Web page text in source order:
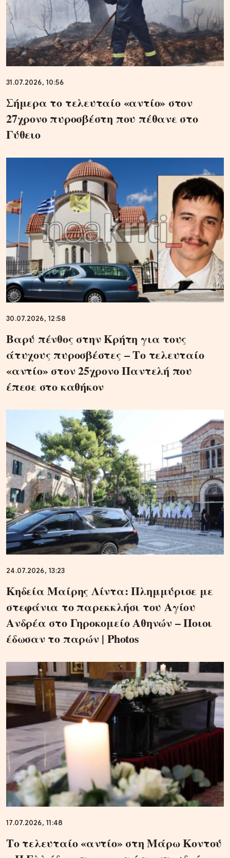
31.07.2026, 10:56
Σήμερα το τελευταίο «αντίο» στον
27χρονο πυροσβέστη που πέθανε στο
Γύθειο
30.07.2026, 12:58
Βαρύ πένθος στην Κρήτη για τους
άτυχους πυροσβέστες – Το τελευταίο
«αντίο» στον 25χρονο Παντελή που
έπεσε στο καθήκον
24.07.2026, 13:23
Κηδεία Μαίρης Λίντα: Πλημμύρισε με
στεφάνια το παρεκκλήσι του Αγίου
Ανδρέα στο Γηροκομείο Αθηνών – Ποιοι
έδωσαν το παρών | Photos
17.07.2026, 11:48
Το τελευταίο «αντίο» στη Μάρω Κοντού